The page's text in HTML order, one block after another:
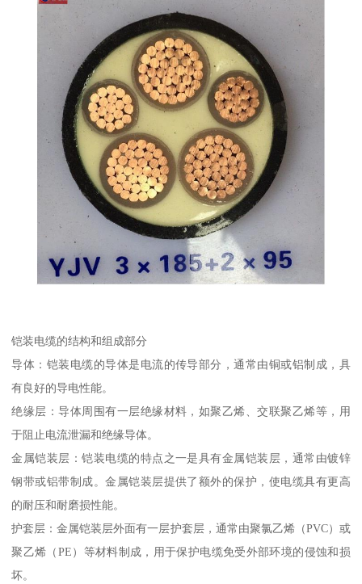
铠装电缆的结构和组成部分
导体：铠装电缆的导体是电流的传导部分，通常由铜或铝制成，具
有良好的导电性能。
绝缘层：导体周围有一层绝缘材料，如聚乙烯、交联聚乙烯等，用
于阻止电流泄漏和绝缘导体。
金属铠装层：铠装电缆的特点之一是具有金属铠装层，通常由镀锌
钢带或铝带制成。金属铠装层提供了额外的保护，使电缆具有更高
的耐压和耐磨损性能。
护套层：金属铠装层外面有一层护套层，通常由聚氯乙烯（PVC）或
聚乙烯（PE）等材料制成，用于保护电缆免受外部环境的侵蚀和损
坏。